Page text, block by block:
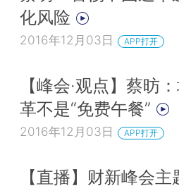
化风险
2016年12月03日 APP打开
【峰会·观点】蔡昉
革不是“免费午餐”
2016年12月03日 APP打开
【直播】财新峰会